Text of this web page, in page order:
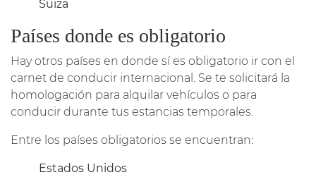
Suiza
Países donde es obligatorio
Hay otros países en donde sí es obligatorio ir con el
carnet de conducir internacional. Se te solicitará la
homologación para alquilar vehículos o para
conducir durante tus estancias temporales.
Entre los países obligatorios se encuentran:
Estados Unidos